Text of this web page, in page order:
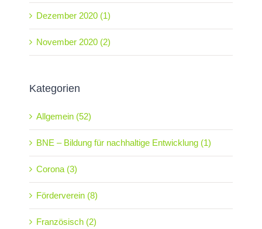
Dezember 2020 (1)
November 2020 (2)
Kategorien
Allgemein (52)
BNE – Bildung für nachhaltige Entwicklung (1)
Corona (3)
Förderverein (8)
Französisch (2)